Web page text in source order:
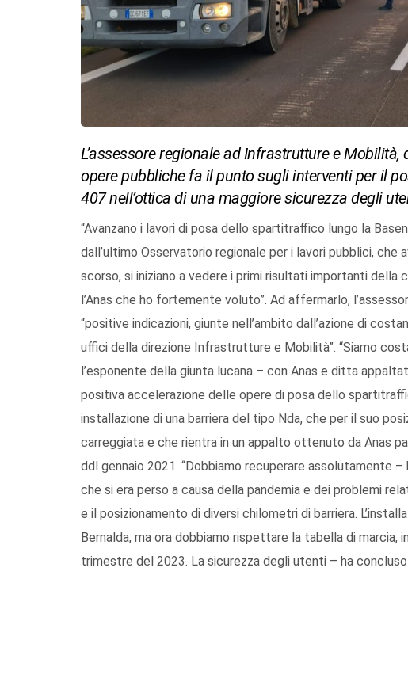
L’assessore regionale ad Infrastrutture e
opere pubbliche fa il punto sugli interventi per il
407 nell’ottica di una maggiore sicurezza degli
“Avanzano i lavori di posa dello spartitraffico lungo la
dall’ultimo Osservatorio regionale per i lavori pubblici,
scorso, si iniziano a vedere i primi risultati importanti della
l’Anas che ho fortemente voluto”. Ad affermarlo,
“positive indicazioni, giunte nell’ambito dall’azione di
uffici della direzione Infrastrutture e Mobilità”. “Siamo
l’esponente della giunta lucana – con Anas e ditta
positiva accelerazione delle opere di posa dello
installazione di una barriera del tipo Nda, che per il suo
carreggiata e che rientra in un appalto ottenuto da Anas
ddl gennaio 2021. “Dobbiamo recuperare assolutamente
che si era perso a causa della pandemia e dei problemi
e il posizionamento di diversi chilometri di barriera.
Bernalda, ma ora dobbiamo rispettare la tabella di
trimestre del 2023. La sicurezza degli utenti – ha